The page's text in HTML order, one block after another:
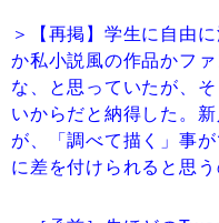
＞【再掲】学生に自由
か私小説風の作品かフ
な、と思っていたが、
いからだと納得した。
が、「調べて描く」事
に差を付けられると思う